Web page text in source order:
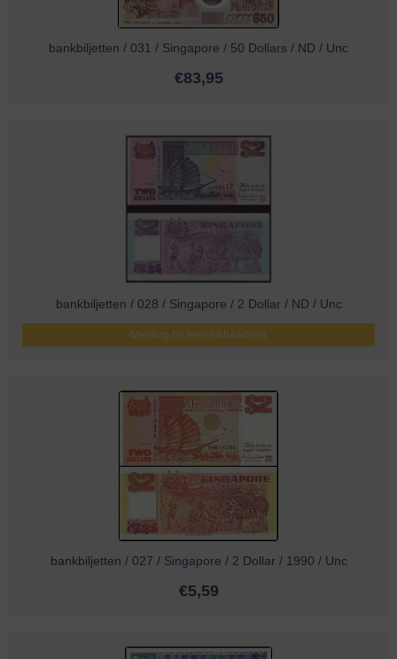
bankbiljetten / 031 / Singapore / 50 Dollars / ND / Unc
€83,95
bankbiljetten / 028 / Singapore / 2 Dollar / ND / Unc
Melding bij beschikbaarheid
bankbiljetten / 027 / Singapore / 2 Dollar / 1990 / Unc
€5,59